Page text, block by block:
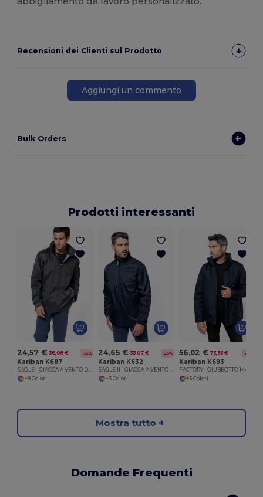
Recensioni dei Clienti sul Prodotto
Aggiungi un commento
Bulk Orders
Prodotti interessanti
24,57 € 36,08 € -32%
Kariban K687
EAGLE - GIACCA A VENTO DOPPIA
+8 Colori
24,65 € 33,07 € -25%
Kariban K632
EAGLE II - GIACCA A VENTO FODERATA
+3 Colori
56,02 € 73,35 € -24%
Kariban K693
+3 Colori
Mostra tutto
Domande Frequenti